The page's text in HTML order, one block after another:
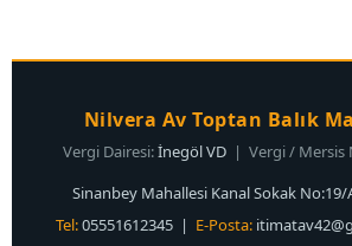
Nilvera Av Toptan Balık
Vergi Dairesi:İnegöl VD | Vergi / Mersis
Sinanbey Mahallesi Kanal Sokak No:19/
Tel:05551612345 | E-Posta: